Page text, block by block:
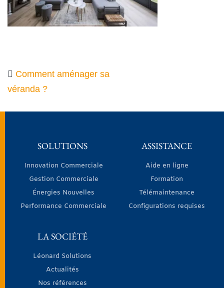
Comment aménager sa
véranda ?
SOLUTIONS
Innovation Commerciale
Gestion Commerciale
Énergies Nouvelles
Performance Commerciale
ASSISTANCE
Aide en ligne
Formation
Télémaintenance
Configurations requises
LA SOCIÉTÉ
Léonard Solutions
Actualités
Nos références